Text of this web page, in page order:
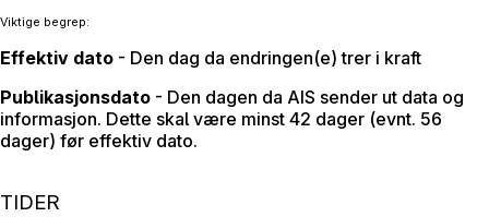
Viktige begrep:
Effektiv dato - Den dag da endringen(e) trer i kraft
Publikasjonsdato - Den dagen da AIS sender ut data og
informasjon. Dette skal være minst 42 dager (evnt. 56
dager) før effektiv dato.
TIDER